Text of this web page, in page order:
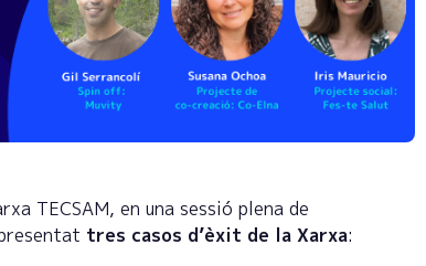
TECSAM, en una sessió plena de
tres casos d’èxit de la Xarxa: